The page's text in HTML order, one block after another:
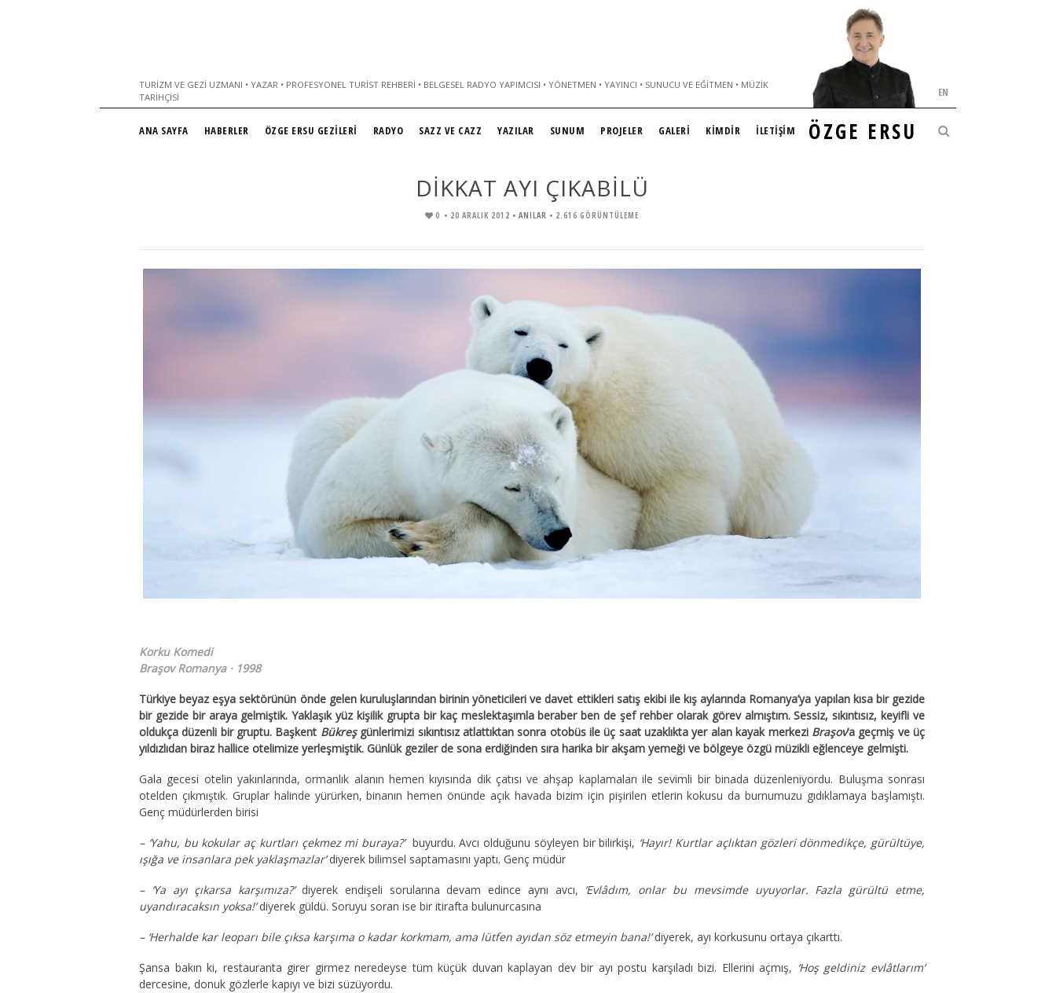
TURIZM VE GEZI UZMANI • YAZAR • PROFESYONEL TURIST REHBERI • BELGESEL RADYO YAPIMCISI • YÖNETMEN • YAYINCI • SUNUCU VE EĞITMEN • MÜZIK
TARIHÇISI
ÖZGE ERSU
EN
ANA SAYFA HABERLER ÖZGE ERSU GEZİLERİ RADYO SAZZ VE CAZZ YAZILAR SUNUM PROJELER GALERİ KİMDİR İLETİŞİM
DİKKAT AYI ÇIKABİLÜ
0 • 20 ARALIK 2012 • ANILAR • 2.616 GÖRÜNTÜLEME
Korku Komedi
Braşov Romanya · 1998
Türkiye beyaz eşya sektörünün önde gelen kuruluşlarından birinin yöneticileri ve davet ettikleri satış ekibi ile kış aylarında Romanya’ya yapılan kısa bir gezide
bir gezide bir araya gelmiştik. Yaklaşık yüz kişilik grupta bir kaç meslektaşımla beraber ben de şef rehber olarak görev almıştım. Sessiz, sıkıntısız, keyifli ve
oldukça düzenli bir gruptu. Başkent Bükreşgünlerimizi sıkıntısız atlattıktan sonra otobüs ile üç saat uzaklıkta yer alan kayak merkezi Braşov’a geçmiş ve üç
yıldızlıdan biraz hallice otelimize yerleşmiştik. Günlük geziler de sona erdiğinden sıra harika bir akşam yemeği ve bölgeye özgü müzikli eğlenceye gelmişti.
Gala gecesi otelin yakınlarında, ormanlık alanın hemen kıyısında dik çatısı ve ahşap kaplamaları ile sevimli bir binada düzenleniyordu. Buluşma sonrası
otelden çıkmıştık. Gruplar halinde yürürken, binanın hemen önünde açık havada bizim için pişirilen etlerin kokusu da burnumuzu gıdıklamaya başlamıştı.
Genç müdürlerden birisi
– ‘Yahu, bu kokular aç kurtları çekmez mi buraya?’ buyurdu. Avcı olduğunu söyleyen bir bilirkişi, ‘Hayır! Kurtlar açlıktan gözleri dönmedikçe, gürültüye,
ışığa ve insanlara pek yaklaşmazlar’diyerek bilimsel saptamasını yaptı. Genç müdür
– ‘Ya ayı çıkarsa karşımıza?’ diyerek endişeli sorularına devam edince aynı avcı, ‘Evlâdım, onlar bu mevsimde uyuyorlar. Fazla gürültü etme,
uyandıracaksın yoksa!’diyerek güldü. Soruyu soran ise bir itirafta bulunurcasına
– ‘Herhalde kar leoparı bile çıksa karşıma o kadar korkmam, ama lütfen ayıdan söz etmeyin bana!’diyerek, ayı korkusunu ortaya çıkarttı.
Şansa bakın ki, restauranta girer girmez neredeyse tüm küçük duvarı kaplayan dev bir ayı postu karşıladı bizi. Ellerini açmış, ‘Hoş geldiniz evlâtlarım’
dercesine, donuk gözlerle kapıyı ve bizi süzüyordu.